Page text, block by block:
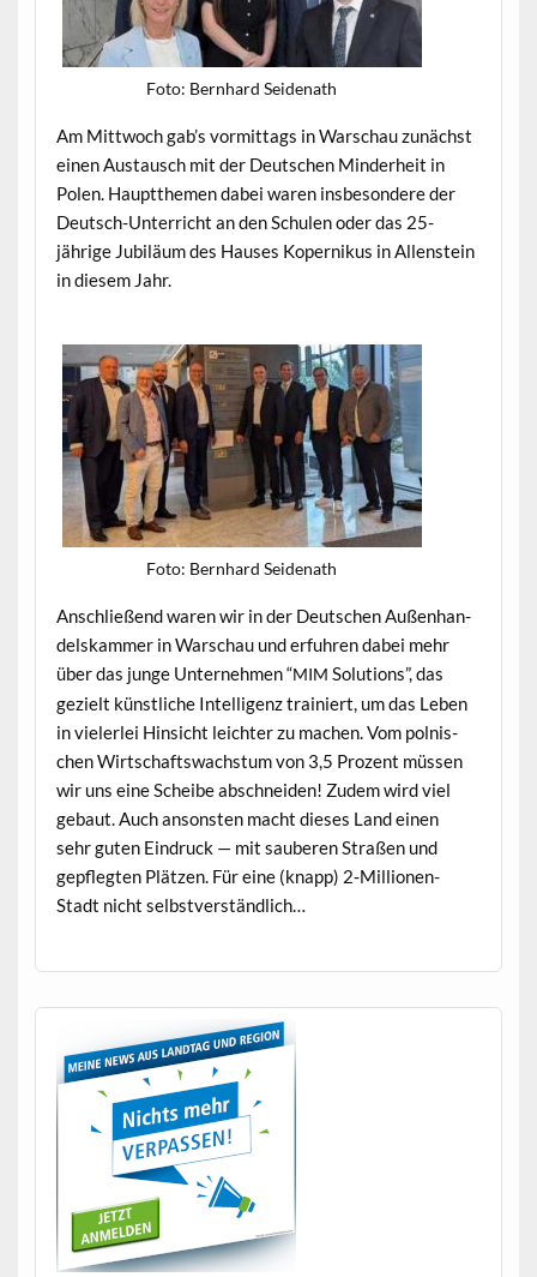
Foto: Bern­hard Seidenath
Am Mittwoch gab’s vor­mit­tags in Warschau zunächst
einen Aus­tausch mit der Deutschen Min­der­heit in
Polen. Haupt­the­men dabei waren ins­beson­dere der
Deutsch-Unter­richt an den Schulen oder das 25-
jährige Jubiläum des Haus­es Kopernikus in Allen­stein
in diesem Jahr.
Foto: Bern­hard Seidenath
Anschließend waren wir in der Deutschen Außen­han­
del­skam­mer in Warschau und erfuhren dabei mehr
über das junge Unternehmen “MIM Solu­tions”, das
gezielt kün­stliche Intel­li­genz trainiert, um das Leben
in viel­er­lei Hin­sicht leichter zu machen. Vom pol­nis­
chen Wirtschaftswach­s­tum von 3,5 Prozent müssen
wir uns eine Scheibe abschnei­den! Zudem wird viel
gebaut. Auch anson­sten macht dieses Land einen
sehr guten Ein­druck — mit sauberen Straßen und
gepflegten Plätzen. Für eine (knapp) 2‑Mil­lio­nen-
Stadt nicht selbstverständlich…